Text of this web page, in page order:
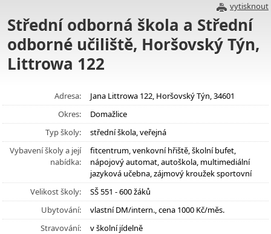
vytisknout
Střední odborná škola a Střední
odborné učiliště, Horšovský Týn,
Littrowa 122
Adresa:
Jana Littrowa 122, Horšovský Týn, 34601
Okres:
Domažlice
Typ školy:
střední škola, veřejná
Vybavení školy a její
nabídka:
fitcentrum, venkovní hřiště, školní bufet,
nápojový automat, autoškola, multimediální
jazyková učebna, zájmový kroužek sportovní
Velikost školy:
SŠ 551 - 600 žáků
Ubytování:
vlastní DM/intern., cena 1000 Kč/měs.
Stravování:
v školní jídelně